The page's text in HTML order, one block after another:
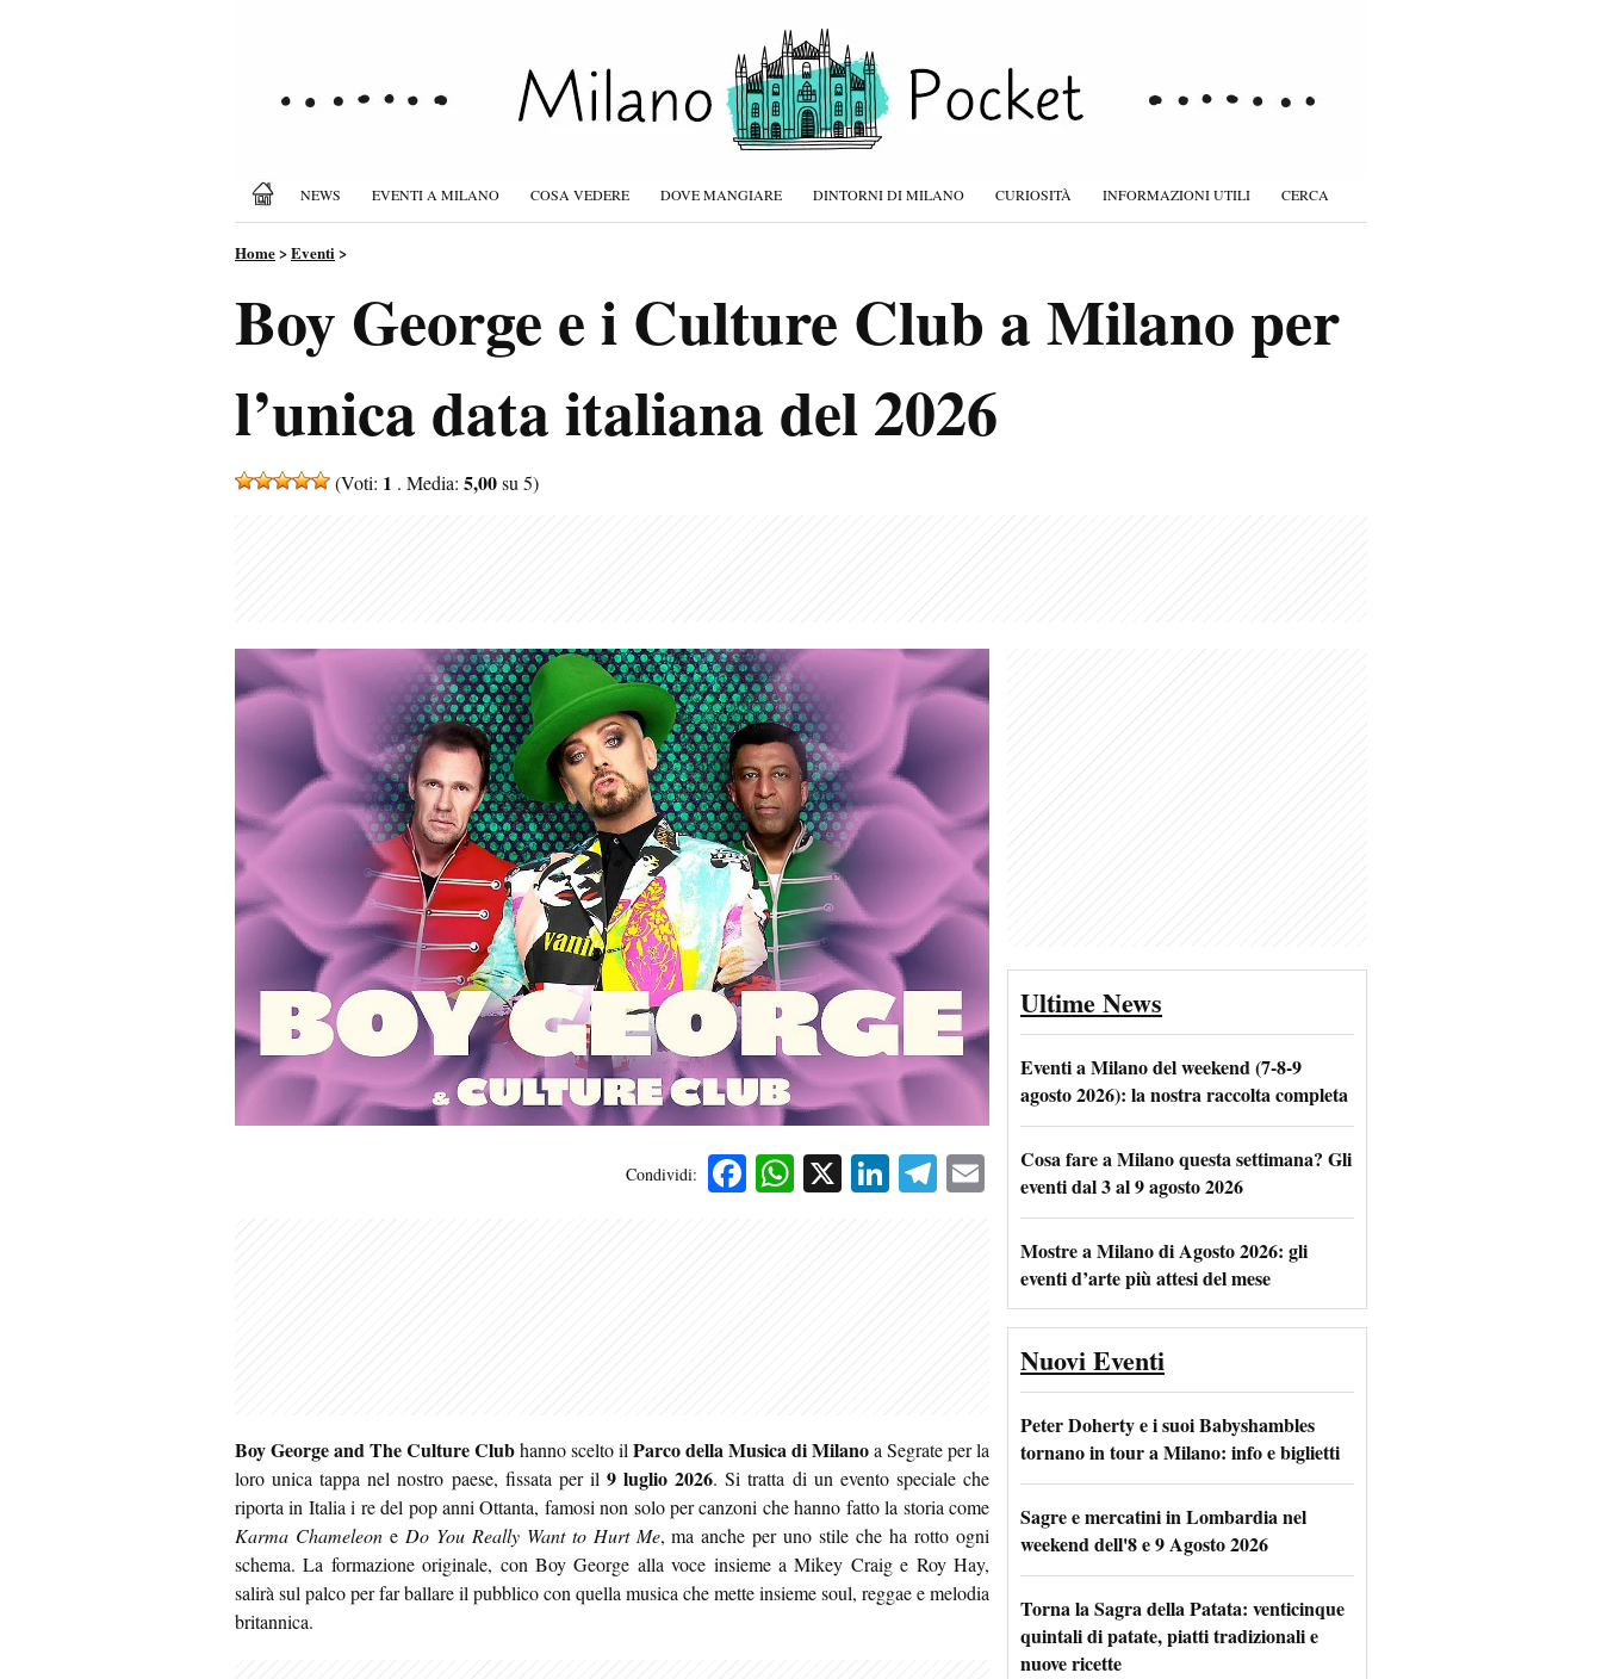
NEWS EVENTI A MILANO COSA VEDERE DOVE MANGIARE DINTORNI DI MILANO CURIOSITÀ INFORMAZIONI UTILI CERCA
Home>Eventi>
Boy George e i Culture Club a Milano per
l’unica data italiana del 2026
(Voti: 1 . Media: 5,00su 5)
Condividi: Facebook
WhatsApp
X LinkedIn
Telegram
Email
Boy George and The Culture Clubhanno scelto ilParco della Musica di Milanoa Segrate per la
loro unica tappa nel nostro paese, fissata per il 9 luglio 2026. Si tratta di un evento speciale che
riporta in Italia i re del pop anni Ottanta, famosi non solo per canzoni che hanno fatto la storia come
Karma Chameleone Do You Really Want to Hurt Me, ma anche per uno stile che ha rotto ogni
schema. La formazione originale, con Boy George alla voce insieme a Mikey Craig e Roy Hay,
salirà sul palco per far ballare il pubblico con quella musica che mette insieme soul, reggae e melodia
britannica.
Ultime News
Eventi a Milano del weekend (7-8-9
agosto 2026): la nostra raccolta completa
Cosa fare a Milano questa settimana? Gli
eventi dal 3 al 9 agosto 2026
Mostre a Milano di Agosto 2026: gli
eventi d’arte più attesi del mese
Nuovi Eventi
Peter Doherty e i suoi Babyshambles
tornano in tour a Milano: info e biglietti
Sagre e mercatini in Lombardia nel
weekend dell'8 e 9 Agosto 2026
Torna la Sagra della Patata: venticinque
quintali di patate, piatti tradizionali e
nuove ricette